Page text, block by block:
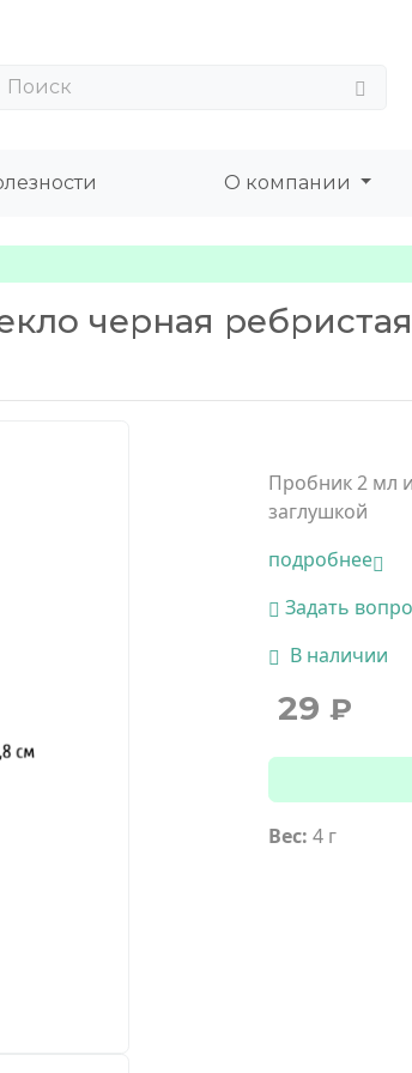
О компании
черная ребристая
Пробник 2 мл
заглушкой
подробнее
Задать
В наличии
29 ₽
Вес:4 г